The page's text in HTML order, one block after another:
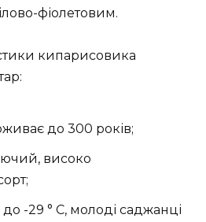
фіолетовим.
кипарисовика
до 300 років;
високо
до -29 ° C, молоді саджанці